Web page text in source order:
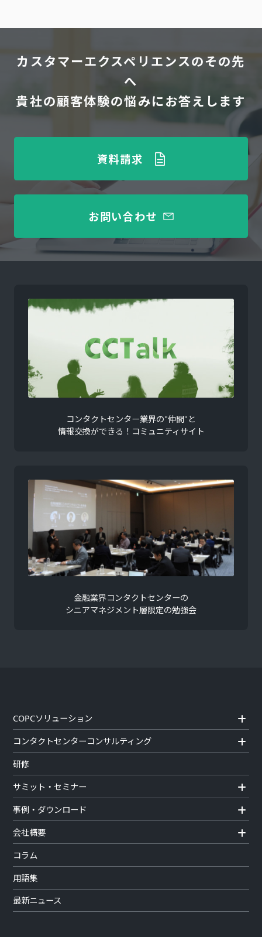
カスタマーエクスペリエンスのその先
へ
貴社の顧客体験の悩みにお答えします
資料請求
お問い合わせ
コンタクトセンター業界の"仲間"と
情報交換ができる！コミュニティサイト
金融業界コンタクトセンターの
シニアマネジメント層限定の勉強会
COPCソリューション
コンタクトセンターコンサルティング
研修
サミット・セミナー
事例・ダウンロード
会社概要
コラム
用語集
最新ニュース